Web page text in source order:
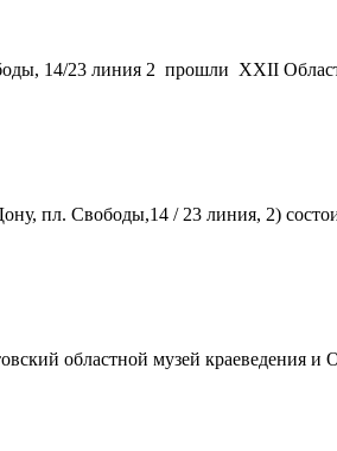
14/23 линия 2 прошли XXII
пл. Свободы,14 / 23 линия, 2)
областной музей краеведения и